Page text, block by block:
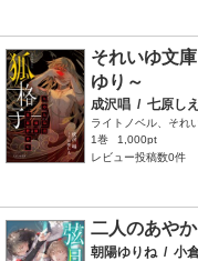
それいゆ文
ゆり～
成沢唱 / 七原しえ
ライトノベル、それ
1巻
1,000pt
レビュー投稿数0件
二人のあや
朝陽ゆりね / 小